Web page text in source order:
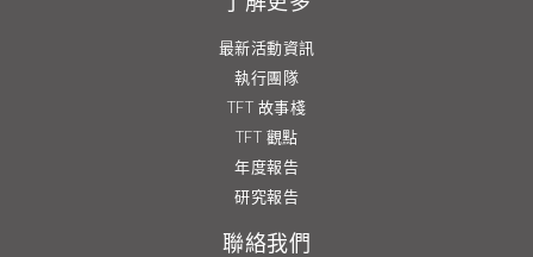
最新活動資訊
執行團隊
TFT 故事棧
TFT 觀點
年度報告
研究報告
聯絡我們